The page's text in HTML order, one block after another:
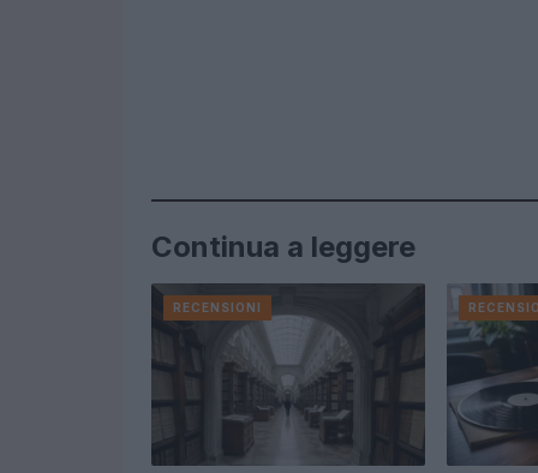
Continua a leggere
RECENSIONI